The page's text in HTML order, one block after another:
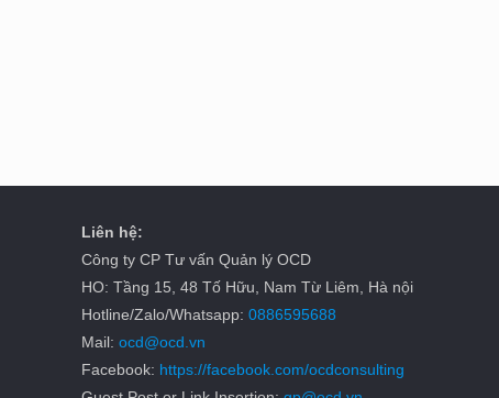
Liên hệ:
Công ty CP Tư vấn Quản lý OCD
HO: Tầng 15, 48 Tố Hữu, Nam Từ Liêm, Hà nội
Hotline/Zalo/Whatsapp:0886595688
Mail:ocd@ocd.vn
Facebook: https://facebook.com/ocdconsulting